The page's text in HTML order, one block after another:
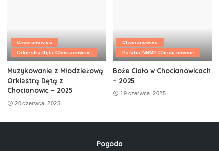
Chocianowice
Orkiestra Dęta Chocianowice
Muzykowanie z Młodzieżową
Orkiestrą Dętą z
Chocianowic – 2025
20 czerwca, 2025
Chocianowice
Parafia NNMP Chocianowice
Boże Ciało w Chocianowicach
– 2025
19 czerwca, 2025
Pogoda